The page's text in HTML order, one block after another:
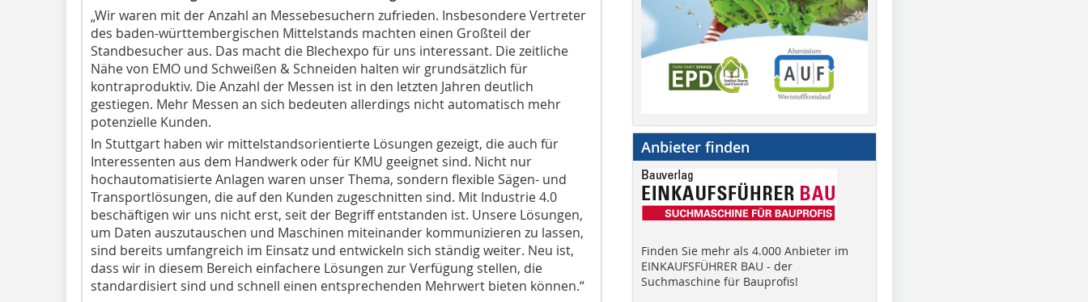
„Wir waren mit der Anzahl an Messebesuchern zufrieden. Insbesondere Vertreter
des baden-württembergischen Mittelstands machten einen Großteil der
Standbesucher aus. Das macht die Blechexpo für uns interessant. Die zeitliche
Nähe von EMO und Schweißen & Schneiden halten wir grundsätzlich für
kontraproduktiv. Die Anzahl der Messen ist in den letzten Jahren deutlich
gestiegen. Mehr Messen an sich bedeuten allerdings nicht automatisch mehr
potenzielle Kunden.
In Stuttgart haben wir mittelstandsorientierte Lösungen gezeigt, die auch für
Interessenten aus dem Handwerk oder für KMU geeignet sind. Nicht nur
hochautomatisierte Anlagen waren unser Thema, sondern flexible Sägen- und
Transportlösungen, die auf den Kunden zugeschnitten sind. Mit Industrie 4.0
beschäftigen wir uns nicht erst, seit der Begriff entstanden ist. Unsere Lösungen,
um Daten auszutauschen und Maschinen miteinander kommunizieren zu lassen,
sind bereits umfangreich im Einsatz und entwickeln sich ständig weiter. Neu ist,
dass wir in diesem Bereich einfachere Lösungen zur Verfügung stellen, die
standardisiert sind und schnell einen entsprechenden Mehrwert bieten können.“
Anbieter finden
Finden Sie mehr als 4.000 Anbieter im
EINKAUFSFÜHRER BAU - der
Suchmaschine für Bauprofis!